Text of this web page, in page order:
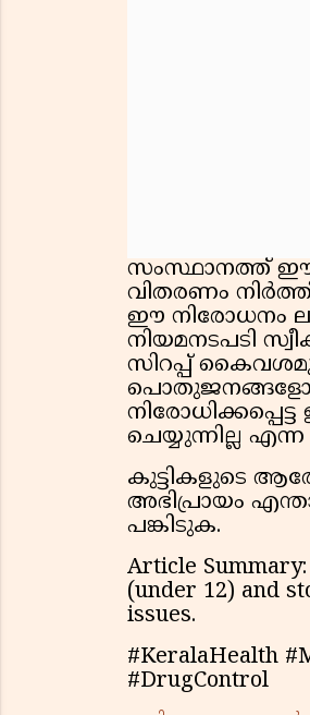
സംസ്ഥാനത്ത് ഈ
വിതരണം
ഈ നിരോധനം
നിയമനടപടി
സിറപ്പ്
പൊതുജനങ്ങളോട്
ചെയ്യുന്നില്ല
കുട്ടികളുടെ
അഭിപ്രായം
പങ്കിടുക.
Article
(under 12) and
issues.
#KeralaHealth
#DrugControl